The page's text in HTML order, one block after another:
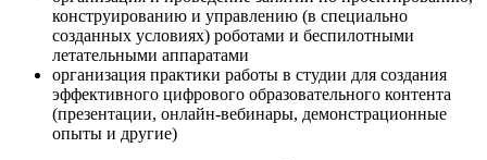
конструированию и управлению (в специально
созданных условиях) роботами и беспилотными
летательными аппаратами
организация практики работы в студии для создания
эффективного цифрового образовательного контента
(презентации, онлайн-вебинары, демонстрационные
опыты и другие)